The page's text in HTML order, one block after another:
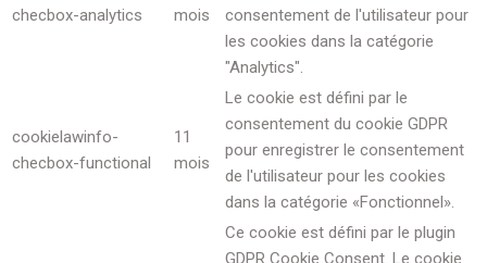
checbox-analytics
mois
consentement de l'utilisateur pour
les cookies dans la catégorie
"Analytics".
cookielawinfo-
checbox-functional
11
mois
Le cookie est défini par le
consentement du cookie GDPR
pour enregistrer le consentement
de l'utilisateur pour les cookies
dans la catégorie «Fonctionnel».
Ce cookie est défini par le plugin
GDPR Cookie Consent. Le cookie